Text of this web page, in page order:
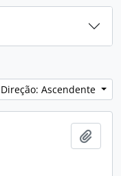
Direção: Ascendente